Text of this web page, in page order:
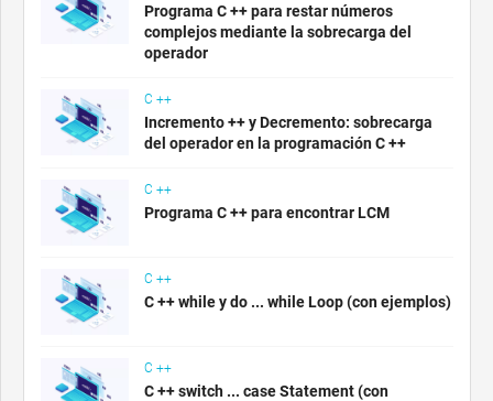
Programa C ++ para restar números
complejos mediante la sobrecarga del
operador
C ++
Incremento ++ y Decremento: sobrecarga
del operador en la programación C ++
C ++
Programa C ++ para encontrar LCM
C ++
C ++ while y do ... while Loop (con ejemplos)
C ++
C ++ switch ... case Statement (con